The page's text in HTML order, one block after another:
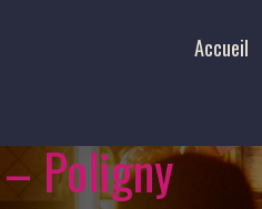
Accueil
Poligny